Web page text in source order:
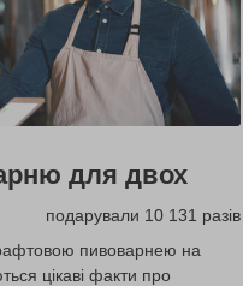
для двох
подарували 10 131 разів
пивоварнею на
цікаві факти про